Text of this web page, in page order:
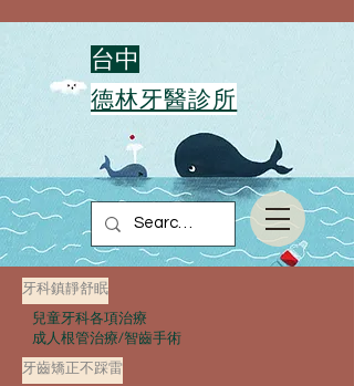
​台中
德林牙醫診所
牙科鎮靜舒眠
兒童牙科各項治療
成人根管治療/智齒手術
牙齒矯正不踩雷